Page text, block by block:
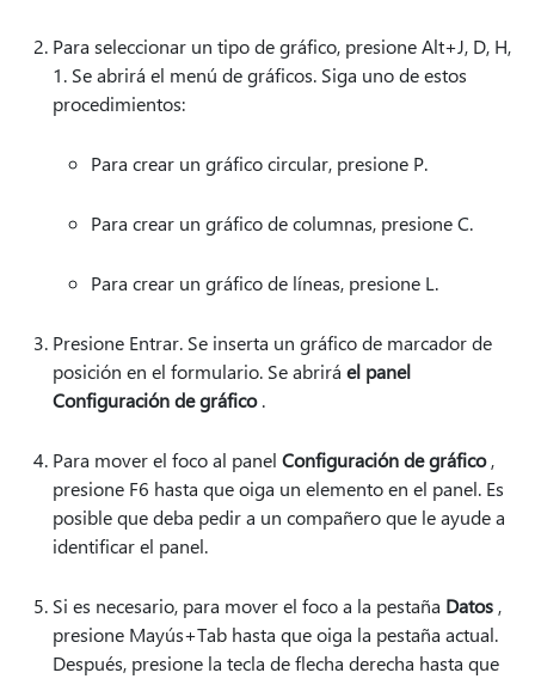
Para seleccionar un tipo de gráfico, presione Alt+J, D, H,
1. Se abrirá el menú de gráficos. Siga uno de estos
procedimientos:
Para crear un gráfico circular, presione P.
Para crear un gráfico de columnas, presione C.
Para crear un gráfico de líneas, presione L.
Presione Entrar. Se inserta un gráfico de marcador de
posición en el formulario. Se abrirá el panel
Configuración de gráfico.
Para mover el foco al panel Configuración de gráfico,
presione F6 hasta que oiga un elemento en el panel. Es
posible que deba pedir a un compañero que le ayude a
identificar el panel.
Si es necesario, para mover el foco a la pestaña Datos ,
presione Mayús+Tab hasta que oiga la pestaña actual.
Después, presione la tecla de flecha derecha hasta que